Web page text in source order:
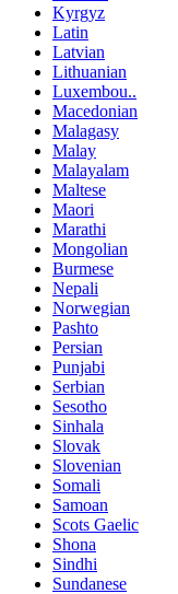
Kyrgyz
Latin
Latvian
Lithuanian
Luxembou..
Macedonian
Malagasy
Malay
Malayalam
Maltese
Maori
Marathi
Mongolian
Burmese
Nepali
Norwegian
Pashto
Persian
Punjabi
Serbian
Sesotho
Sinhala
Slovak
Slovenian
Somali
Samoan
Scots Gaelic
Shona
Sindhi
Sundanese